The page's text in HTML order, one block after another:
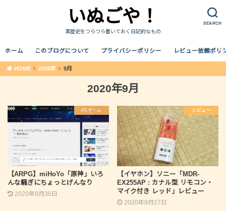
SEARCH
いぬごや！
黒歴史をつらつら書いておく日記的なもの
ホーム このブログについて プライバシーポリシー レビュー依頼ポリ
HOME 2020年 9月
2020年9月
PCゲーム
【ARPG】miHoYo「原神」いろ
んな騒ぎにちょっとげんなり
2020年9月30日
レビュー
【イヤホン】ソニー「MDR-
EX255AP : カナル型 リモコン・
マイク付き レッド」レビュー
2020年9月27日